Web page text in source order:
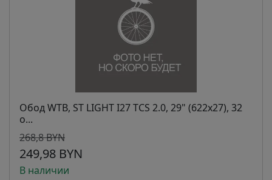
Обод WTB, ST LIGHT I27 TCS 2.0, 29" (622x27), 32
о...
268,8 BYN
249,98 BYN
В наличии